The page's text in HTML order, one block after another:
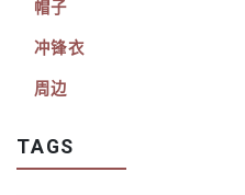
帽子
冲锋衣
周边
TAGS